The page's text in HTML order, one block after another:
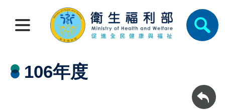
106年度
回上一頁